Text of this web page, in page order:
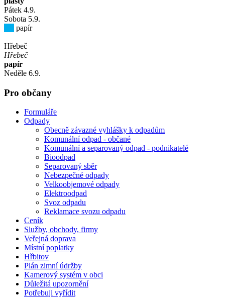
Pátek 4.9.
Sobota 5.9.
papír
Hřebeč
Hřebeč
papír
Neděle 6.9.
Pro občany
Formuláře
Odpady
Obecně závazné vyhlášky k odpadům
Komunální odpad - občané
Komunální a separovaný odpad - podnikatelé
Bioodpad
Separovaný sběr
Nebezpečné odpady
Velkoobjemové odpady
Elektroodpad
Svoz odpadu
Reklamace svozu odpadu
Ceník
Služby, obchody, firmy
Veřejná doprava
Místní poplatky
Hřbitov
Plán zimní údržby
Kamerový systém v obci
Důležitá upozornění
Potřebuji vyřídit